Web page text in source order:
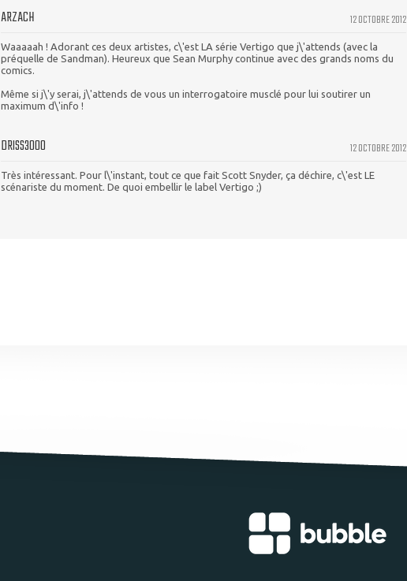
12 OCTOBRE 2012
ARZACH
Waaaaah ! Adorant ces deux artistes, c\'est LA série Vertigo que j\'attends (avec la
préquelle de Sandman). Heureux que Sean Murphy continue avec des grands noms du
comics.
Même si j\'y serai, j\'attends de vous un interrogatoire musclé pour lui soutirer un
maximum d\'info !
12 OCTOBRE 2012
DRISS3000
Très intéressant. Pour l\'instant, tout ce que fait Scott Snyder, ça déchire, c\'est LE
scénariste du moment. De quoi embellir le label Vertigo ;)